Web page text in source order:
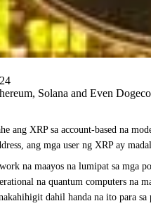
Solana and Even
ang XRP sa account-based na
ang mga user ng XRP ay
na maayos na lumipat sa mga
na quantum computers na
dahil handa na ito para